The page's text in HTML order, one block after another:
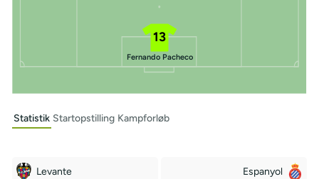
13
Fernando Pacheco
Statistik Startopstilling Kampforløb
Levante Espanyol